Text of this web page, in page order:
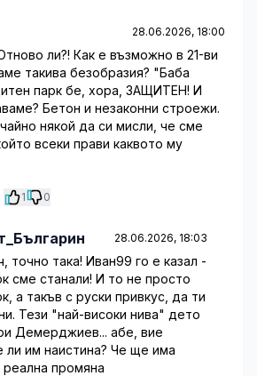
28.06.2026, 18:00
ли?! Как е възможно в 21-ви
такива безобразия? "Баба
парк бе, хора, ЗАЩИТЕН! И
Бетон и незаконни строежи.
някой да си мисли, че сме
всеки прави каквото му
1 0
28.06.2026, 18:03
точно така! Иван99 го е казал -
сме станали! И то не просто
а такъв с руски привкус, да ти
Тези "най-високи нива" дето
Демерджиев... абе, вие
ли им наистина? Че ще има
реална промяна